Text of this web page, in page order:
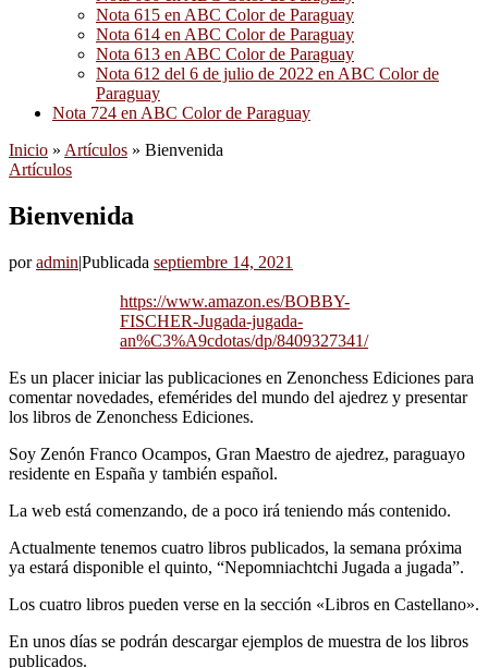
Nota 615 en ABC Color de Paraguay
Nota 614 en ABC Color de Paraguay
Nota 613 en ABC Color de Paraguay
Nota 612 del 6 de julio de 2022 en ABC Color de
Paraguay
Nota 724 en ABC Color de Paraguay
Inicio » Artículos » Bienvenida
Artículos
Bienvenida
poradmin|Publicada septiembre 14, 2021
https://www.amazon.es/BOBBY-
FISCHER-Jugada-jugada-
an%C3%A9cdotas/dp/8409327341/
Es un placer iniciar las publicaciones en Zenonchess Ediciones para
comentar novedades, efemérides del mundo del ajedrez y presentar
los libros de Zenonchess Ediciones.
Soy Zenón Franco Ocampos, Gran Maestro de ajedrez, paraguayo
residente en España y también español.
La web está comenzando, de a poco irá teniendo más contenido.
Actualmente tenemos cuatro libros publicados, la semana próxima
ya estará disponible el quinto, “Nepomniachtchi Jugada a jugada”.
Los cuatro libros pueden verse en la sección «Libros en Castellano».
En unos días se podrán descargar ejemplos de muestra de los libros
publicados.